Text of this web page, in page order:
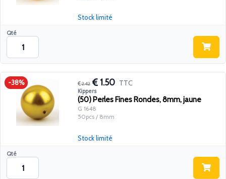
Qté
Stock limité
-38% 2.42 1.50 TTC
Kippers
(50) Perles Fines Rondes, 8mm, jaune
G 1648
50pcs / 8mm
Qté
Stock limité